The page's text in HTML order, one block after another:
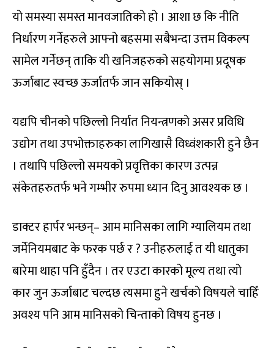
यो समस्या समस्त मानवजातिको हो । आशा छ कि नीति
निर्धारण गर्नेहरुले आफ्नो बहसमा सबैभन्दा उत्तम विकल्प
सामेल गर्नेछन् ताकि यी खनिजहरुको सहयोगमा प्रदूषक
ऊर्जाबाट स्वच्छ ऊर्जातर्फ जान सकियोस् ।
यद्यपि चीनको पछिल्लो निर्यात नियन्त्रणको असर प्रविधि
उद्योग तथा उपभोक्ताहरुका लागिखासै विध्वंशकारी हुने छैन
। तथापि पछिल्लो समयको प्रवृत्तिका कारण उत्पन्न
संकेतहरुतर्फ भने गम्भीर रुपमा ध्यान दिनु आवश्यक छ ।
डाक्टर हार्पर भन्छन्– आम मानिसका लागि ग्यालियम तथा
जर्मेनियमबाट के फरक पर्छ र ? उनीहरुलाई त यी धातुका
बारेमा थाहा पनि हुँदैन । तर एउटा कारको मूल्य तथा त्यो
कार जुन ऊर्जाबाट चल्दछ त्यसमा हुने खर्चको विषयले चाहिँ
अवश्य पनि आम मानिसको चिन्ताको विषय हुनछ ।